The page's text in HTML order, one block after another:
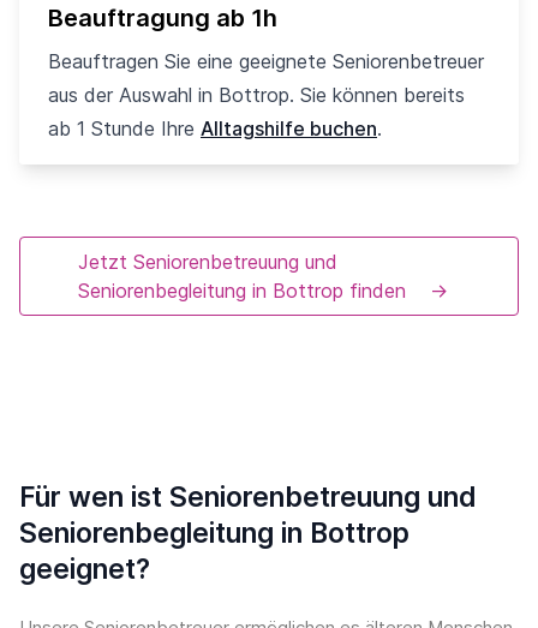
Beauftragung ab 1h
Beauftragen Sie eine geeignete Seniorenbetreuer
aus der Auswahl in Bottrop. Sie können bereits
ab 1 Stunde Ihre Alltagshilfe buchen.
Jetzt Seniorenbetreuung und
Seniorenbegleitung in Bottrop finden
→
Für wen ist Seniorenbetreuung und
Seniorenbegleitung in Bottrop
geeignet?